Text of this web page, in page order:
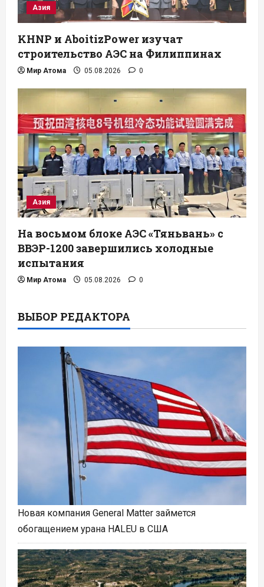
Азия
KHNP и AboitizPower изучат
строительство АЭС на Филиппинах
Мир Атома 05.08.2026 0
Азия
На восьмом блоке АЭС «Тяньвань» с
ВВЭР-1200 завершились холодные
испытания
Мир Атома 05.08.2026 0
ВЫБОР РЕДАКТОРА
Новая компания General Matter займется
обогащением урана HALEU в США